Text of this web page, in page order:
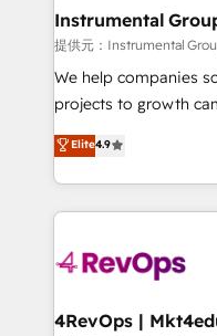
Premier Partner 2023
Won HubSpot Theme
HubSpot Rising Star Why us? Harnessing the full
potential of the powerful
HubSpot experience
Hourly-fee (assigned
requirement).
far with our
Instrumental
提供元：Instrumental
We help companies
projects to growth
Hire an agency that's
HubSpot and willing
team to simplify the
experience for your
Elite4.9